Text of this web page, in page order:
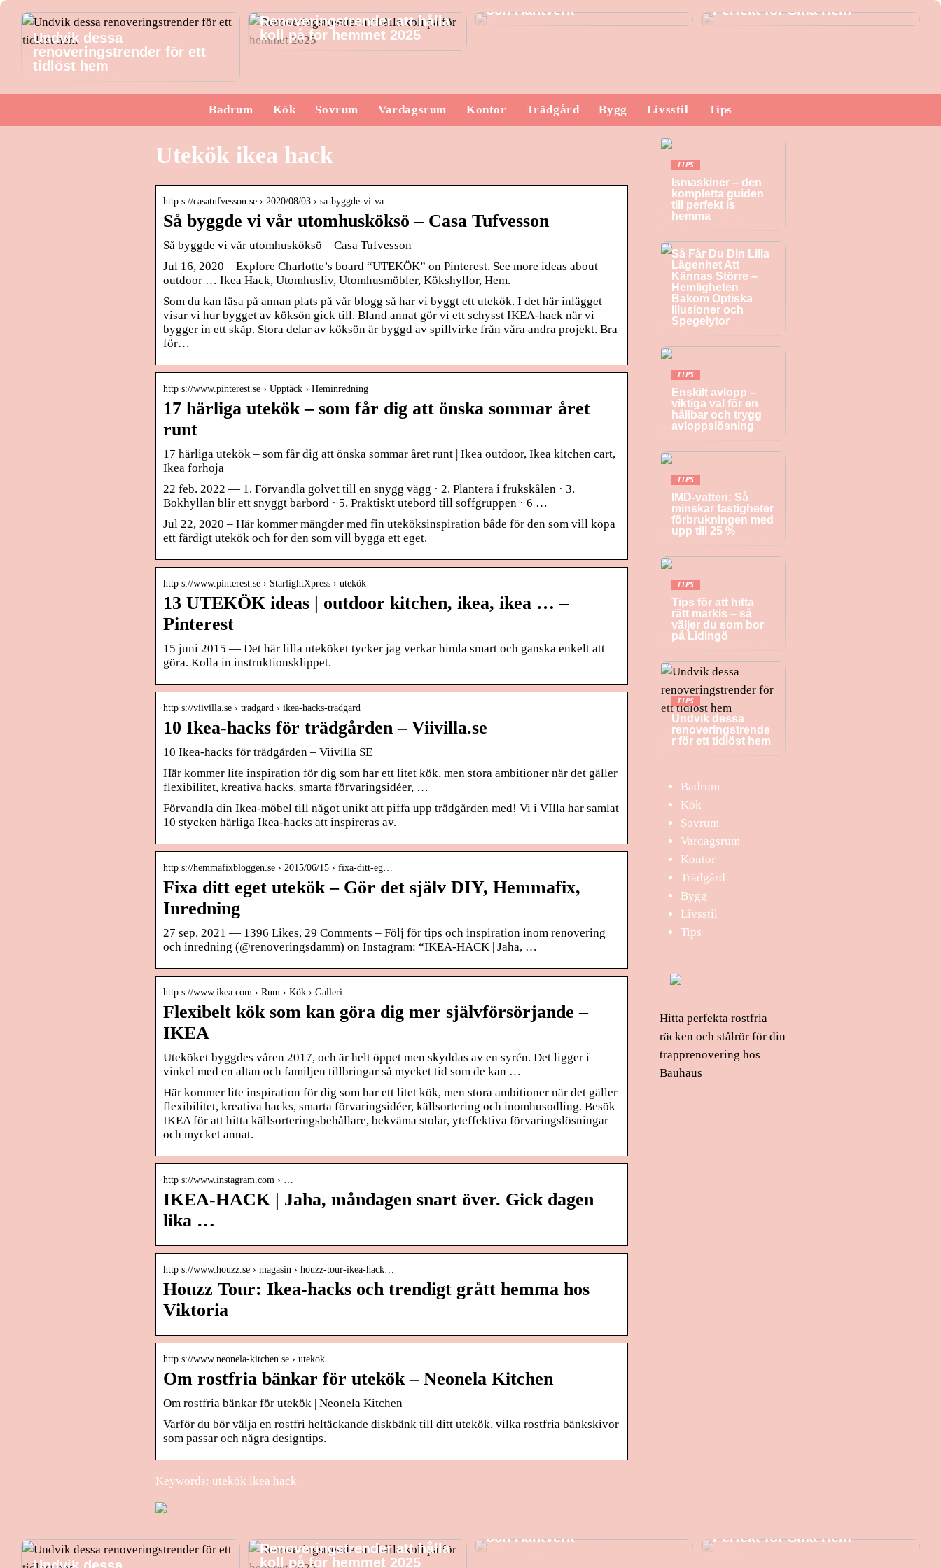
Undvik dessa
renoveringstrender för ett
tidlöst hem
Renoveringstrender att hålla
koll på för hemmet 2025
och Hantverk
Perfekt för Små Hem
Badrum Kök Sovrum Vardagsrum Kontor Trädgård Bygg Livsstil Tips
Utekök ikea hack
http s://casatufvesson.se › 2020/08/03 › sa-byggde-vi-va…
Så byggde vi vår utomhusköksö – Casa Tufvesson
Så byggde vi vår utomhusköksö – Casa Tufvesson
Jul 16, 2020 – Explore Charlotte’s board “UTEKÖK” on Pinterest. See more ideas about
outdoor … Ikea Hack, Utomhusliv, Utomhusmöbler, Kökshyllor, Hem.
Som du kan läsa på annan plats på vår blogg så har vi byggt ett utekök. I det här inlägget
visar vi hur bygget av köksön gick till. Bland annat gör vi ett schysst IKEA-hack när vi
bygger in ett skåp. Stora delar av köksön är byggd av spillvirke från våra andra projekt. Bra
för…
http s://www.pinterest.se › Upptäck › Heminredning
17 härliga utekök – som får dig att önska sommar året
runt
17 härliga utekök – som får dig att önska sommar året runt | Ikea outdoor, Ikea kitchen cart,
Ikea forhoja
22 feb. 2022 — 1. Förvandla golvet till en snygg vägg · 2. Plantera i frukskålen · 3.
Bokhyllan blir ett snyggt barbord · 5. Praktiskt utebord till soffgruppen · 6 …
Jul 22, 2020 – Här kommer mängder med fin uteköksinspiration både för den som vill köpa
ett färdigt utekök och för den som vill bygga ett eget.
http s://www.pinterest.se › StarlightXpress › utekök
13 UTEKÖK ideas | outdoor kitchen, ikea, ikea … –
Pinterest
15 juni 2015 — Det här lilla uteköket tycker jag verkar himla smart och ganska enkelt att
göra. Kolla in instruktionsklippet.
http s://viivilla.se › tradgard › ikea-hacks-tradgard
10 Ikea-hacks för trädgården – Viivilla.se
10 Ikea-hacks för trädgården – Viivilla SE
Här kommer lite inspiration för dig som har ett litet kök, men stora ambitioner när det gäller
flexibilitet, kreativa hacks, smarta förvaringsidéer, …
Förvandla din Ikea-möbel till något unikt att piffa upp trädgården med! Vi i VIlla har samlat
10 stycken härliga Ikea-hacks att inspireras av.
http s://hemmafixbloggen.se › 2015/06/15 › fixa-ditt-eg…
Fixa ditt eget utekök – Gör det själv DIY, Hemmafix,
Inredning
27 sep. 2021 — 1396 Likes, 29 Comments – Följ för tips och inspiration inom renovering
och inredning (@renoveringsdamm) on Instagram: “IKEA-HACK | Jaha, …
http s://www.ikea.com › Rum › Kök › Galleri
Flexibelt kök som kan göra dig mer självförsörjande –
IKEA
Uteköket byggdes våren 2017, och är helt öppet men skyddas av en syrén. Det ligger i
vinkel med en altan och familjen tillbringar så mycket tid som de kan …
Här kommer lite inspiration för dig som har ett litet kök, men stora ambitioner när det gäller
flexibilitet, kreativa hacks, smarta förvaringsidéer, källsortering och inomhusodling. Besök
IKEA för att hitta källsorteringsbehållare, bekväma stolar, yteffektiva förvaringslösningar
och mycket annat.
http s://www.instagram.com › …
IKEA-HACK | Jaha, måndagen snart över. Gick dagen
lika …
http s://www.houzz.se › magasin › houzz-tour-ikea-hack…
Houzz Tour: Ikea-hacks och trendigt grått hemma hos
Viktoria
http s://www.neonela-kitchen.se › utekok
Om rostfria bänkar för utekök – Neonela Kitchen
Om rostfria bänkar för utekök | Neonela Kitchen
Varför du bör välja en rostfri heltäckande diskbänk till ditt utekök, vilka rostfria bänkskivor
som passar och några designtips.
Keywords: utekök ikea hack
TIPS
Ismaskiner – den
kompletta guiden
till perfekt is
hemma
Så Får Du Din Lilla
Lägenhet Att
Kännas Större –
Hemligheten
Bakom Optiska
Illusioner och
Spegelytor
TIPS
Enskilt avlopp –
viktiga val för en
hållbar och trygg
avloppslösning
TIPS
IMD-vatten: Så
minskar fastigheter
förbrukningen med
upp till 25 %
TIPS
Tips för att hitta
rätt markis – så
väljer du som bor
på Lidingö
TIPS
Undvik dessa
renoveringstrende
r för ett tidlöst hem
Badrum
Kök
Sovrum
Vardagsrum
Kontor
Trädgård
Bygg
Livsstil
Tips
Hitta perfekta rostfria
räcken och stålrör för din
trapprenovering hos
Bauhaus
Undvik dessa
Renoveringstrender att hålla
koll på för hemmet 2025
och Hantverk
Perfekt för Små Hem